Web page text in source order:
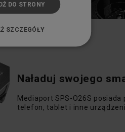
Naładuj swojego
Mediaport SPS-O26S posiada
telefon, tablet i inne
DO STRONY
SZCZEGÓŁY